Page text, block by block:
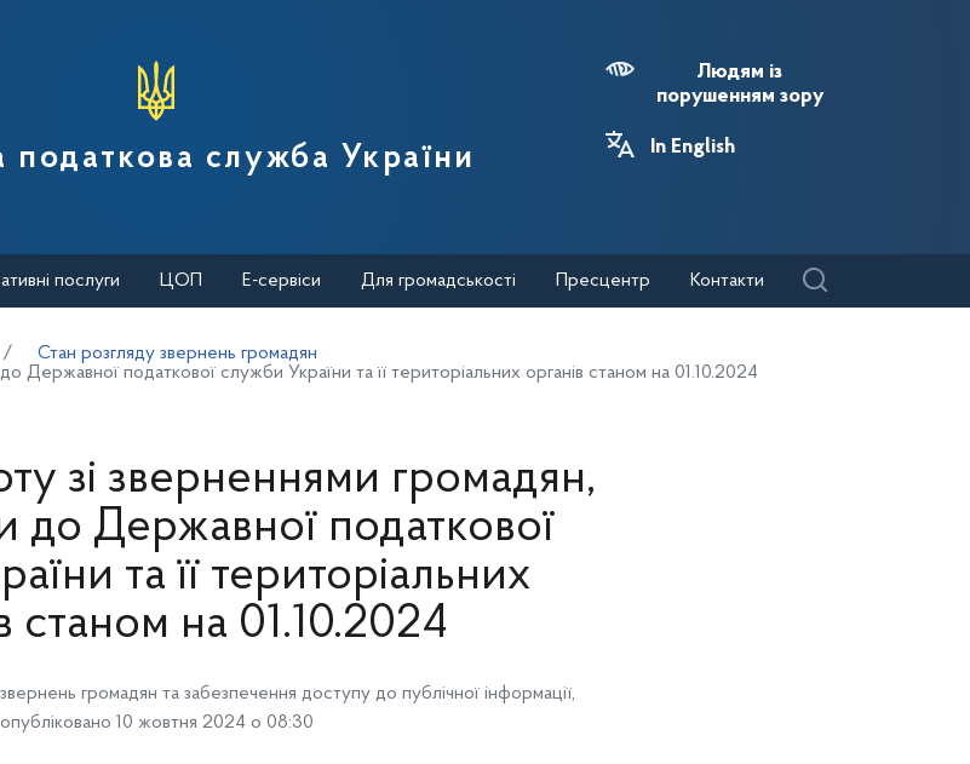
служби України
служба України
Людям із
порушенням зору
In English
послуги ЦОП Е-сервіси Для громадськості Пресцентр Контакти
Стан розгляду звернень громадян
Державної податкової служби України та її територіальних органів станом на 01.10.2024
зі зверненнями громадян,
до Державної податкової
та її територіальних
станом на 01.10.2024
звернень громадян та забезпечення доступу до публічної інформації,
опубліковано 10 жовтня 2024 о 08:30